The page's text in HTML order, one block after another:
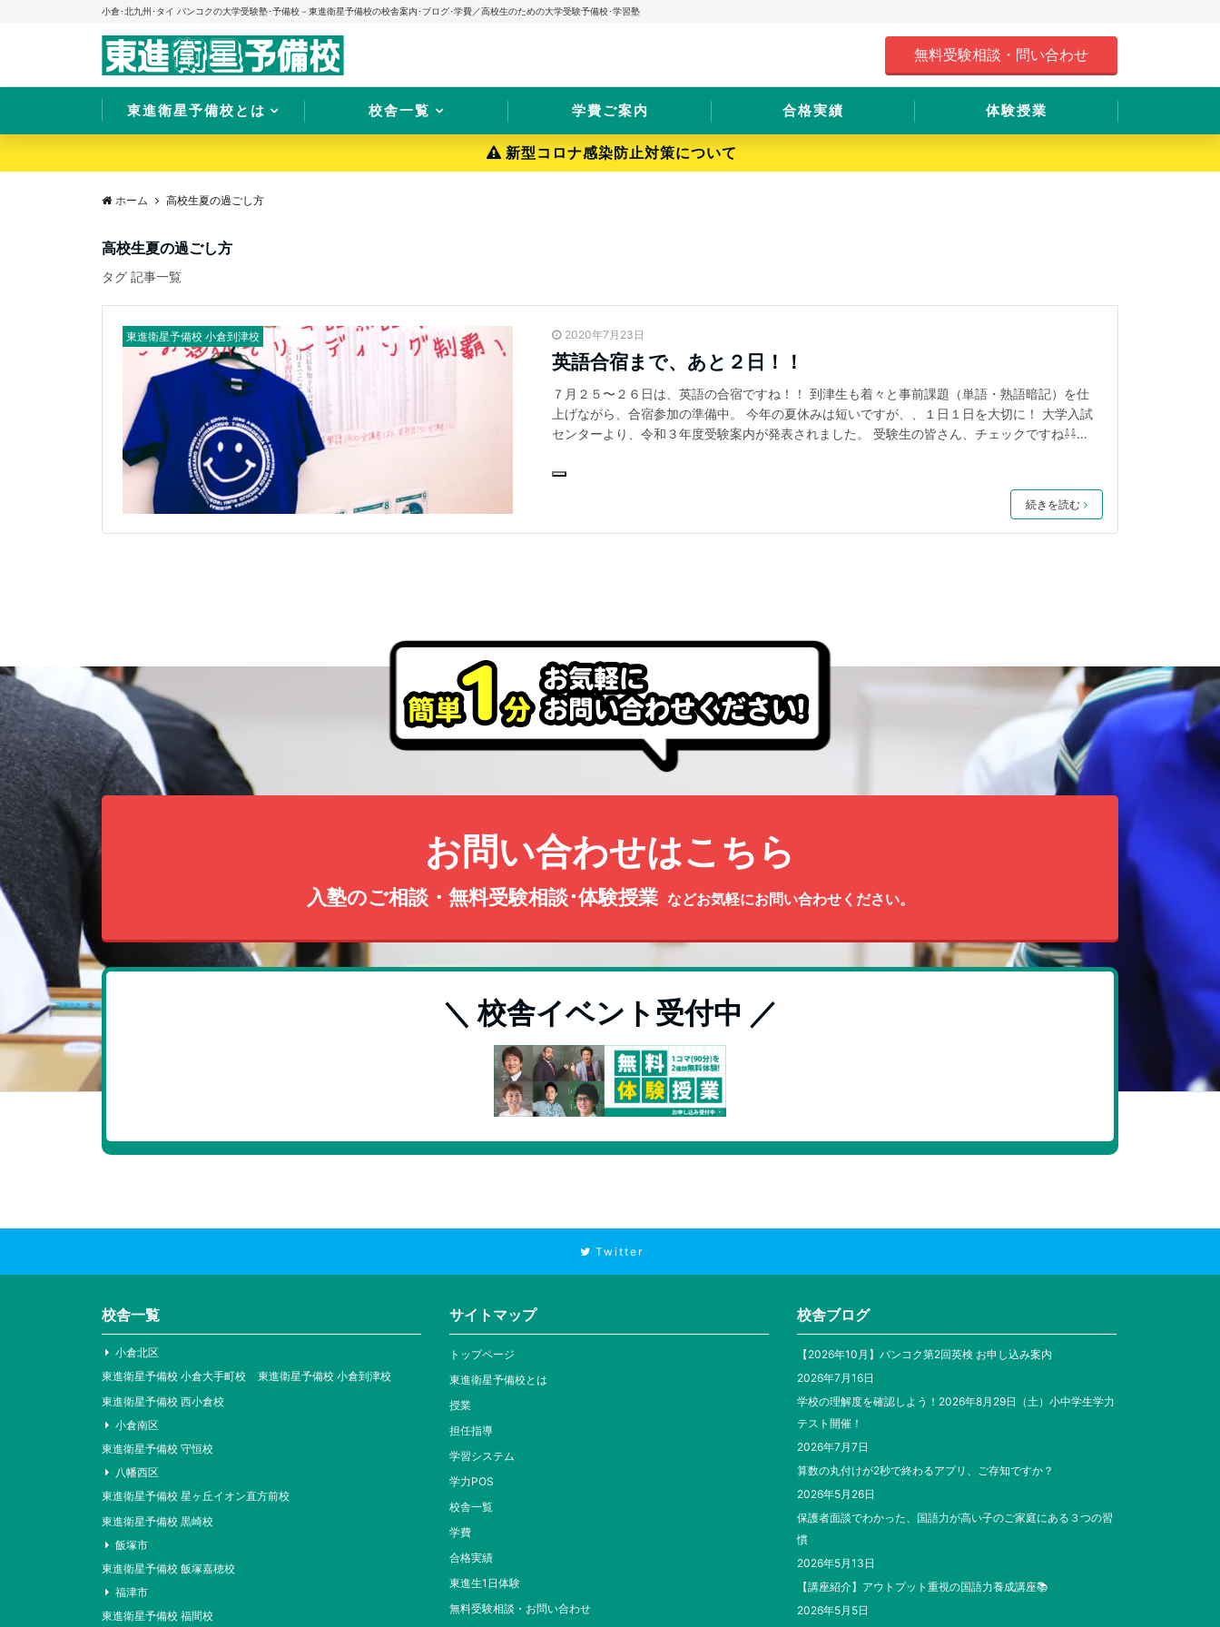
小倉･北九州･タイ バンコクの大学受験塾･予備校－東進衛星予備校の校舎案内･ブログ･学費／高校生のための大学受験予備校･学習塾
無料受験相談・問い合わせ
東進衛星予備校とは 校舎一覧 学費ご案内 合格実績 体験授業
新型コロナ感染防止対策について
ホーム 高校生夏の過ごし方
高校生夏の過ごし方
タグ 記事一覧
東進衛星予備校 小倉到津校 2020年7月23日
英語合宿まで、あと２日！！
７月２５〜２６日は、英語の合宿ですね！！ 到津生も着々と事前課題（単語・熟語暗記）を仕
上げながら、合宿参加の準備中。 今年の夏休みは短いですが、、１日１日を大切に！ 大学入試
センターより、令和３年度受験案内が発表されました。 受験生の皆さん、チェックですね⇩⇩
続きを読む
お問い合わせはこちら
入塾のご相談・無料受験相談･体験授業 などお気軽にお問い合わせください。
＼ 校舎イベント受付中 ／
Twitter
校舎一覧
小倉北区
東進衛星予備校 小倉大手町校
東進衛星予備校 小倉到津校
東進衛星予備校 西小倉校
小倉南区
東進衛星予備校 守恒校
八幡西区
東進衛星予備校 星ヶ丘イオン直方前校
東進衛星予備校 黒崎校
飯塚市
東進衛星予備校 飯塚嘉穂校
福津市
東進衛星予備校 福間校
サイトマップ
トップページ
東進衛星予備校とは
授業
担任指導
学習システム
学力POS
校舎一覧
学費
合格実績
東進生1日体験
無料受験相談・お問い合わせ
校舎ブログ
【2026年10月】バンコク第2回英検 お申し込み案内
2026年7月16日
学校の理解度を確認しよう！2026年8月29日（土）小中学生学力
テスト開催！
2026年7月7日
算数の丸付けが2秒で終わるアプリ、ご存知ですか？
2026年5月26日
保護者面談でわかった、国語力が高い子のご家庭にある３つの習
慣
2026年5月13日
【講座紹介】アウトプット重視の国語力養成講座📚
2026年5月5日